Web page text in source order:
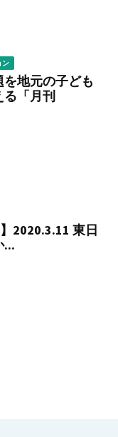
ン
を地元の子ども
「月刊
】2020.3.11 東日
...